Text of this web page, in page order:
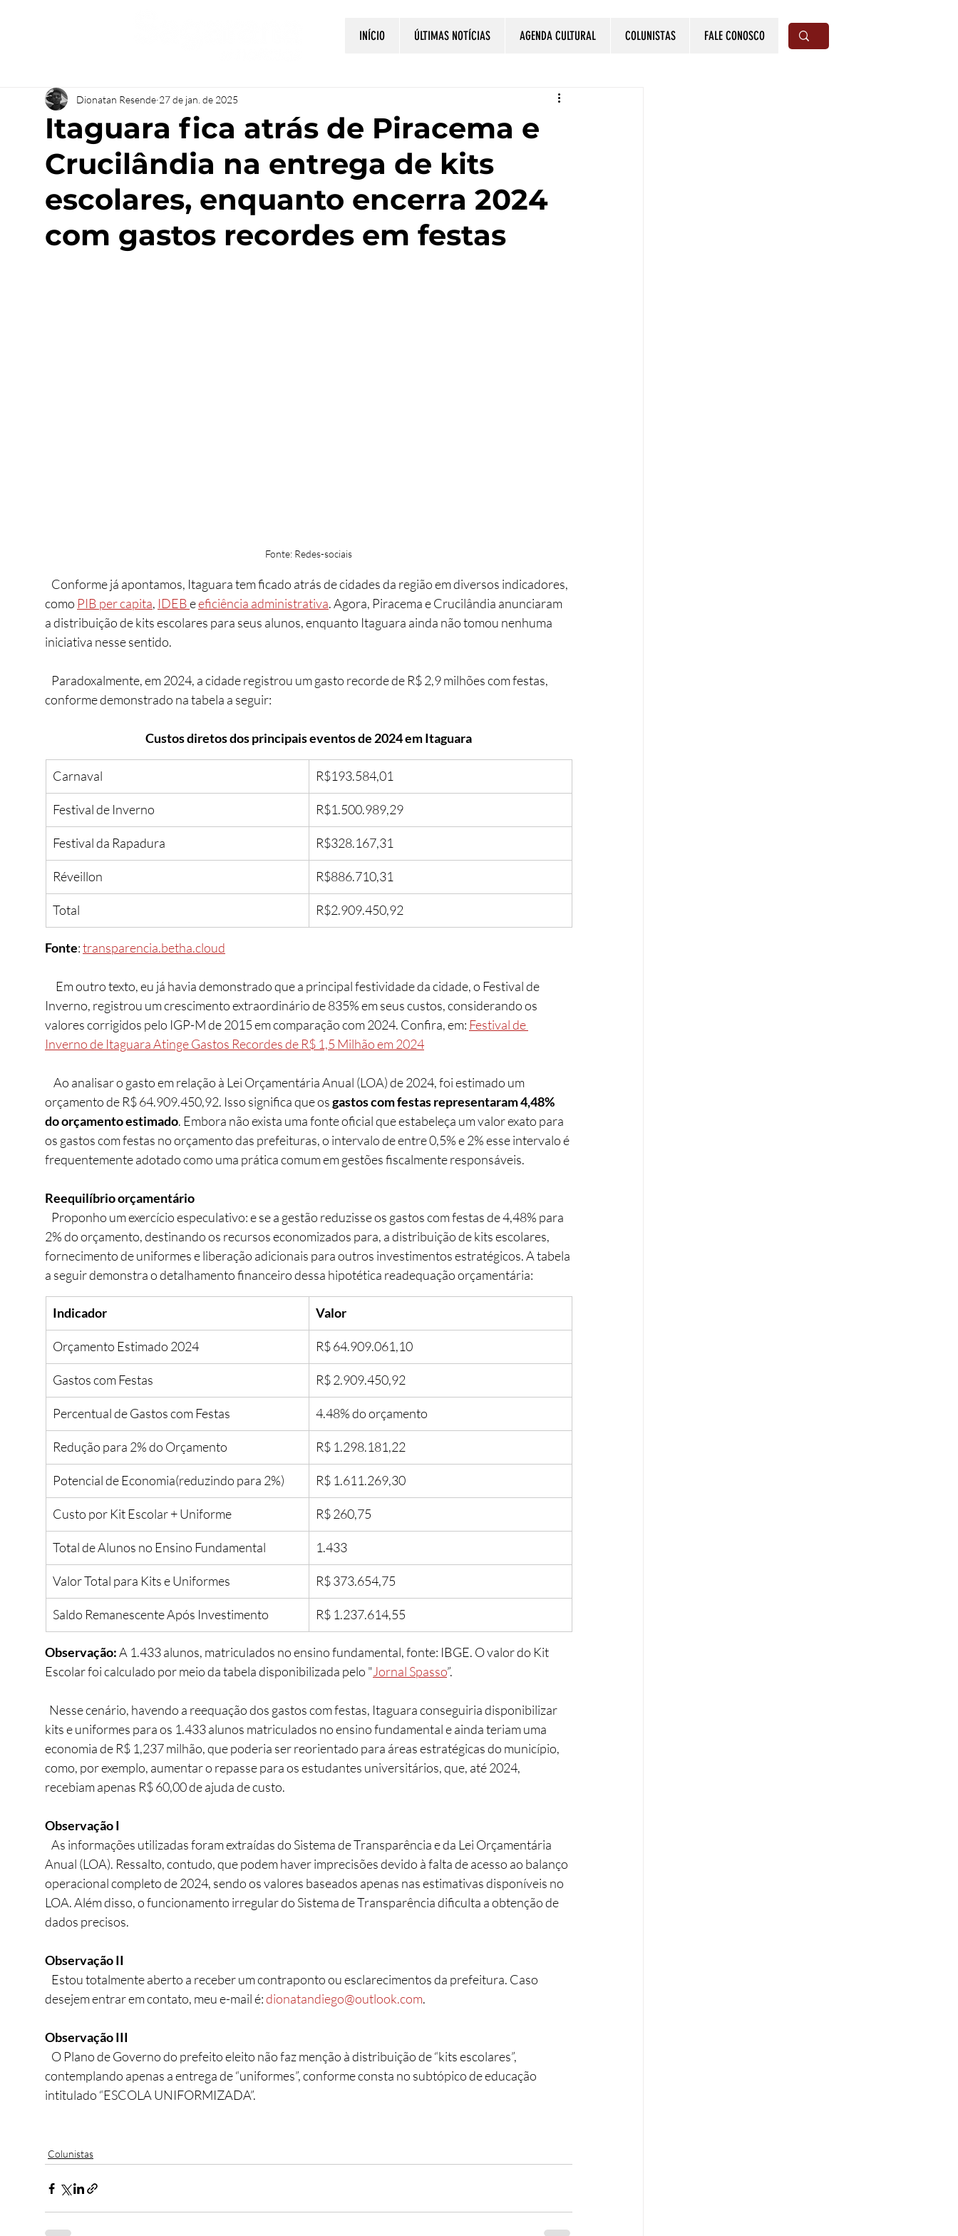
INÍCIO ÚLTIMAS NOTÍCIAS AGENDA CULTURAL COLUNISTAS FALE CONOSCO
Itaguara fica atrás de Piracema e
Crucilândia na entrega de kits
escolares, enquanto encerra 2024
com gastos recordes em festas
Dionatan Resende 27 de jan. de 2025
Fonte: Redes-sociais
como PIB per capita, IDEB e eficiência administrativa. Agora, Piracema e Crucilândia anunciaram
a distribuição de kits escolares para seus alunos, enquanto Itaguara ainda não tomou nenhuma
iniciativa nesse sentido.
Paradoxalmente, em 2024, a cidade registrou um gasto recorde de R$ 2,9 milhões com festas,
conforme demonstrado na tabela a seguir:
Custos diretos dos principais eventos de 2024 em Itaguara
Carnaval R$193.584,01
Festival de Inverno R$1.500.989,29
Festival da Rapadura R$328.167,31
Réveillon R$886.710,31
Total R$2.909.450,92
Fonte: transparencia.betha.cloud
Inverno, registrou um crescimento extraordinário de 835% em seus custos, considerando os
valores corrigidos pelo IGP-M de 2015 em comparação com 2024. Confira, em: Festival de
Inverno de Itaguara Atinge Gastos Recordes de R$ 1,5 Milhão em 2024
orçamento de R$ 64.909.450,92. Isso significa que os gastos com festas representaram 4,48%
do orçamento estimado. Embora não exista uma fonte oficial que estabeleça um valor exato para
os gastos com festas no orçamento das prefeituras, o intervalo de entre 0,5% e 2% esse intervalo é
frequentemente adotado como uma prática comum em gestões fiscalmente responsáveis.
Reequilíbrio orçamentário
Proponho um exercício especulativo: e se a gestão reduzisse os gastos com festas de 4,48% para
2% do orçamento, destinando os recursos economizados para, a distribuição de kits escolares,
fornecimento de uniformes e liberação adicionais para outros investimentos estratégicos. A tabela
a seguir demonstra o detalhamento financeiro dessa hipotética readequação orçamentária:
Indicador Valor
Orçamento Estimado 2024 R$ 64.909.061,10
Gastos com Festas R$ 2.909.450,92
Percentual de Gastos com Festas 4.48% do orçamento
Redução para 2% do Orçamento R$ 1.298.181,22
Potencial de Economia(reduzindo para 2%) R$ 1.611.269,30
Custo por Kit Escolar + Uniforme R$ 260,75
Total de Alunos no Ensino Fundamental 1.433
Valor Total para Kits e Uniformes R$ 373.654,75
Saldo Remanescente Após Investimento R$ 1.237.614,55
Observação: A 1.433 alunos, matriculados no ensino fundamental, fonte: IBGE. O valor do Kit
Escolar foi calculado por meio da tabela disponibilizada pelo " Jornal Spasso”.
Nesse cenário, havendo a reequação dos gastos com festas, Itaguara conseguiria disponibilizar
kits e uniformes para os 1.433 alunos matriculados no ensino fundamental e ainda teriam uma
economia de R$ 1,237 milhão, que poderia ser reorientado para áreas estratégicas do município,
como, por exemplo, aumentar o repasse para os estudantes universitários, que, até 2024,
recebiam apenas R$ 60,00 de ajuda de custo.
Observação I
Anual (LOA). Ressalto, contudo, que podem haver imprecisões devido à falta de acesso ao balanço
operacional completo de 2024, sendo os valores baseados apenas nas estimativas disponíveis no
LOA. Além disso, o funcionamento irregular do Sistema de Transparência dificulta a obtenção de
dados precisos.
Observação II
desejem entrar em contato, meu e-mail é: dionatandiego@outlook.com.
Observação III
contemplando apenas a entrega de “uniformes”, conforme consta no subtópico de educação
intitulado “ESCOLA UNIFORMIZADA”.
Colunistas